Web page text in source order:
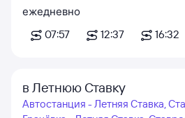
ежедневно
07:57
12:37 16:32
в Летнюю Ставку
Автостанция - Летняя Ставка,